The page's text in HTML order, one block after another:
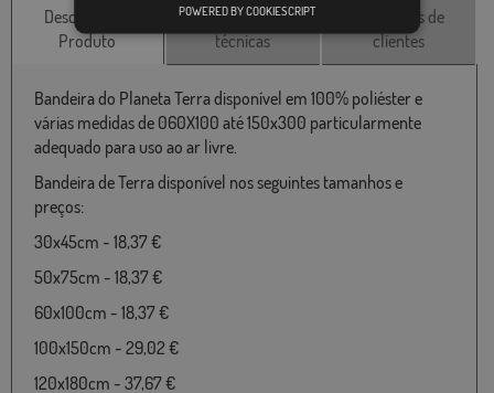
Descrição do
Produto
Características
técnicas
Avaliações de
clientes
Bandeira do Planeta Terra disponível em 100% poliéster e
várias medidas de 060X100 até 150x300 particularmente
adequado para uso ao ar livre.
Bandeira de Terra disponível nos seguintes tamanhos e
preços:
30x45cm - 18,37 €
50x75cm - 18,37 €
60x100cm - 18,37 €
100x150cm - 29,02 €
120x180cm - 37,67 €
POWERED BY COOKIESCRIPT